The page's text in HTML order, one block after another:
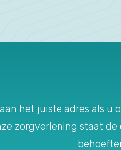
het juiste adres als u
zorgverlening staat